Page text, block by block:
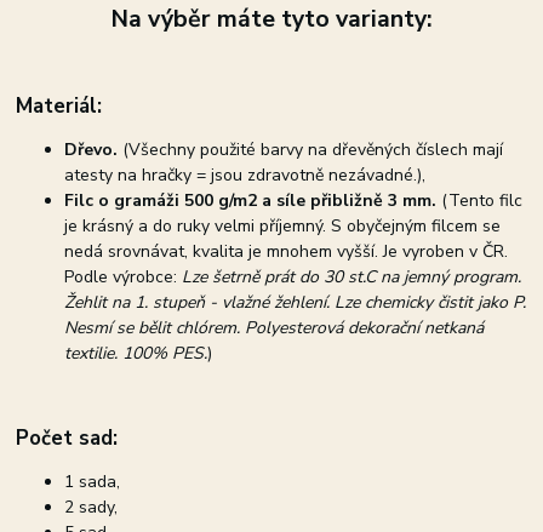
Na výběr máte tyto varianty:
Materiál:
Dřevo. (Všechny použité barvy na dřevěných číslech mají
atesty na hračky = jsou zdravotně nezávadné.),
Filc o gramáži 500 g/m2 a síle přibližně 3 mm. (Tento filc
je krásný a do ruky velmi příjemný. S obyčejným filcem se
nedá srovnávat, kvalita je mnohem vyšší. Je vyroben v ČR.
Podle výrobce: Lze šetrně prát do 30 st.C na jemný program.
Žehlit na 1. stupeň - vlažné žehlení. Lze chemicky čistit jako P.
Nesmí se bělit chlórem. Polyesterová dekorační netkaná
textilie. 100% PES.)
Počet sad:
1 sada,
2 sady,